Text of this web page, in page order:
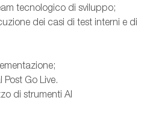
tecnologico di sviluppo;
dei casi di test interni e di
Go Live.
di strumenti AI